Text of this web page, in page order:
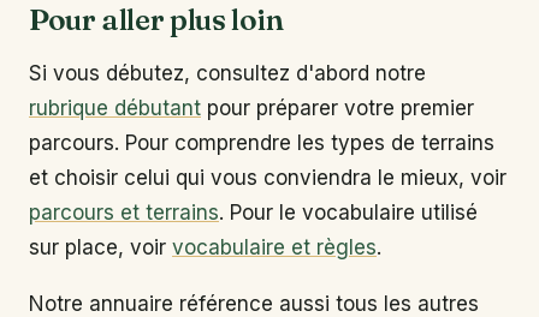
Pour aller plus loin
Si vous débutez, consultez d'abord notre
rubrique débutant pour préparer votre premier
parcours. Pour comprendre les types de terrains
et choisir celui qui vous conviendra le mieux, voir
parcours et terrains. Pour le vocabulaire utilisé
sur place, voir vocabulaire et règles.
Notre annuaire référence aussi tous les autres